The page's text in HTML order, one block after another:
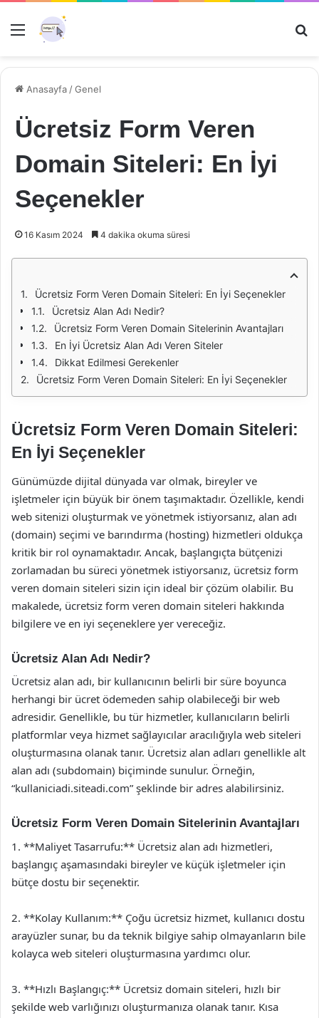
Menü
Anasayfa /Genel
Ücretsiz Form Veren
Domain Siteleri: En İyi
Seçenekler
16 Kasım 2024 4 dakika okuma süresi
Ücretsiz Form Veren Domain Siteleri: En İyi Seçenekler
Ücretsiz Alan Adı Nedir?
Ücretsiz Form Veren Domain Sitelerinin Avantajları
En İyi Ücretsiz Alan Adı Veren Siteler
Dikkat Edilmesi Gerekenler
Ücretsiz Form Veren Domain Siteleri: En İyi Seçenekler
Ücretsiz Form Veren Domain Siteleri:
En İyi Seçenekler
Günümüzde dijital dünyada var olmak, bireyler ve
işletmeler için büyük bir önem taşımaktadır. Özellikle, kendi
web sitenizi oluşturmak ve yönetmek istiyorsanız, alan adı
(domain) seçimi ve barındırma (hosting) hizmetleri oldukça
kritik bir rol oynamaktadır. Ancak, başlangıçta bütçenizi
zorlamadan bu süreci yönetmek istiyorsanız, ücretsiz form
veren domain siteleri sizin için ideal bir çözüm olabilir. Bu
makalede, ücretsiz form veren domain siteleri hakkında
bilgilere ve en iyi seçeneklere yer vereceğiz.
Ücretsiz Alan Adı Nedir?
Ücretsiz alan adı, bir kullanıcının belirli bir süre boyunca
herhangi bir ücret ödemeden sahip olabileceği bir web
adresidir. Genellikle, bu tür hizmetler, kullanıcıların belirli
platformlar veya hizmet sağlayıcılar aracılığıyla web siteleri
oluşturmasına olanak tanır. Ücretsiz alan adları genellikle alt
alan adı (subdomain) biçiminde sunulur. Örneğin,
“kullaniciadi.siteadi.com” şeklinde bir adres alabilirsiniz.
Ücretsiz Form Veren Domain Sitelerinin Avantajları
1. **Maliyet Tasarrufu:** Ücretsiz alan adı hizmetleri,
başlangıç aşamasındaki bireyler ve küçük işletmeler için
bütçe dostu bir seçenektir.
2. **Kolay Kullanım:** Çoğu ücretsiz hizmet, kullanıcı dostu
arayüzler sunar, bu da teknik bilgiye sahip olmayanların bile
kolayca web siteleri oluşturmasına yardımcı olur.
3. **Hızlı Başlangıç:** Ücretsiz domain siteleri, hızlı bir
şekilde web varlığınızı oluşturmanıza olanak tanır. Kısa